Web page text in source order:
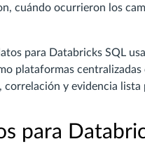
cuándo ocurrieron los
para Databricks SQL
plataformas
y evidencia lista
para